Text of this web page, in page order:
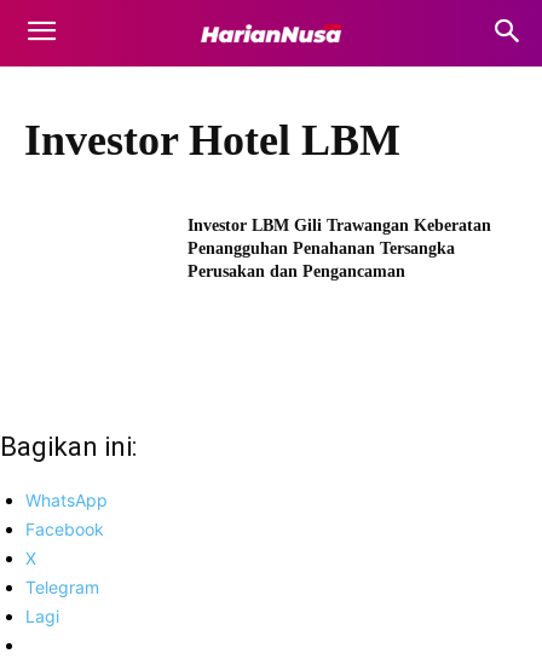
Investor Hotel LBM
Investor LBM Gili Trawangan Keberatan
Penangguhan Penahanan Tersangka
Perusakan dan Pengancaman
Bagikan ini:
WhatsApp
Facebook
X
Telegram
Lagi